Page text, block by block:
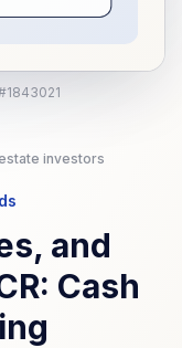
investors
and
Cash